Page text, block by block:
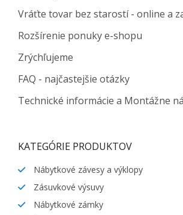
Vráťte tovar bez starostí - online a
Rozšírenie ponuky e-shopu
Zrýchľujeme
FAQ - najčastejšie otázky
Technické informácie a Montážne
KATEGÓRIE PRODUKTOV
Nábytkové závesy a výklopy
Zásuvkové výsuvy
Nábytkové zámky